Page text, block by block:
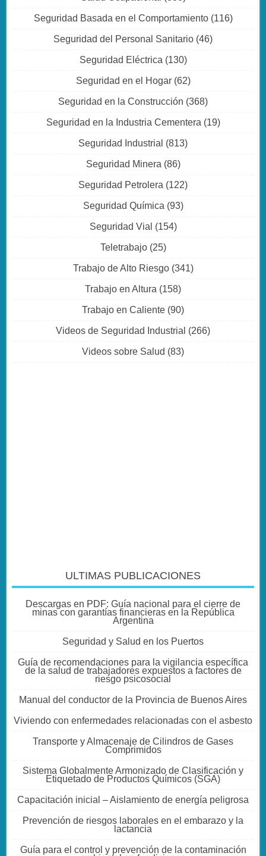
Seguridad Basada en el Comportamiento(116)
Seguridad del Personal Sanitario (46)
Seguridad Eléctrica (130)
Seguridad en el Hogar(62)
Seguridad en la Construcción (368)
Seguridad en la Industria Cementera (19)
Seguridad Industrial (813)
Seguridad Minera (86)
Seguridad Petrolera (122)
Seguridad Química (93)
Seguridad Vial (154)
Teletrabajo(25)
Trabajo de Alto Riesgo(341)
Trabajo en Altura (158)
Trabajo en Caliente (90)
Videos de Seguridad Industrial (266)
Videos sobre Salud (83)
ULTIMAS PUBLICACIONES
Descargas en PDF: Guía nacional para el cierre de
minas con garantías financieras en la República
Argentina
Seguridad y Salud en los Puertos
Guía de recomendaciones para la vigilancia específica
de la salud de trabajadores expuestos a factores de
riesgo psicosocial
Manual del conductor de la Provincia de Buenos Aires
Viviendo con enfermedades relacionadas con el asbesto
Transporte y Almacenaje de Cilindros de Gases
Comprimidos
Sistema Globalmente Armonizado de Clasificación y
Etiquetado de Productos Químicos (SGA)
Capacitación inicial – Aislamiento de energía peligrosa
Prevención de riesgos laborales en el embarazo y la
lactancia
Guía para el control y prevención de la contaminación